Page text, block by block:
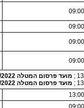
09:00
09:00
09:00
09:00
מועד פרסום המטלה 10/07/2022 שעה 09:00
מועד פרסום המטלה 08/08/2022 שעה 09:00
13:00
09:00